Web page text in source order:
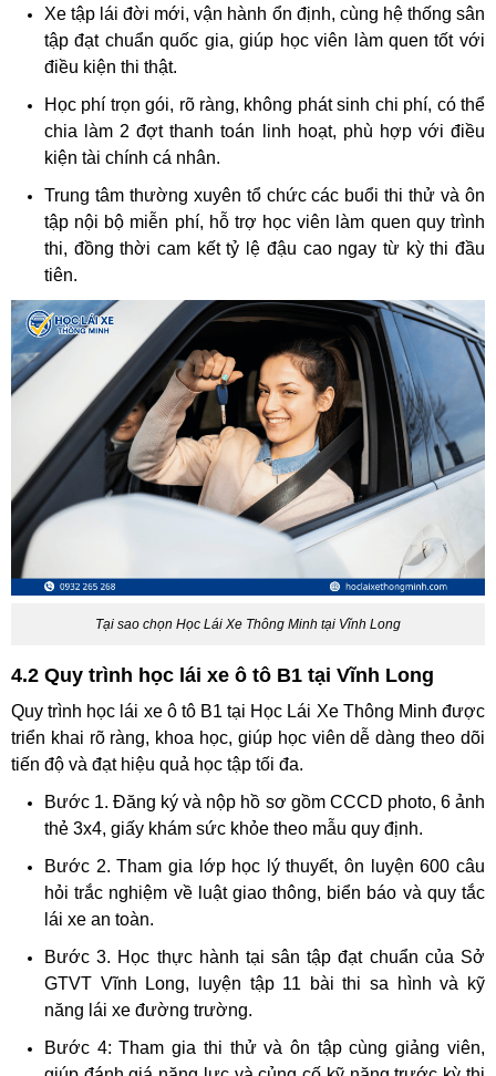
Xe tập lái đời mới, vận hành ổn định, cùng hệ thống sân
tập đạt chuẩn quốc gia, giúp học viên làm quen tốt với
điều kiện thi thật.
Học phí trọn gói, rõ ràng, không phát sinh chi phí, có thể
chia làm 2 đợt thanh toán linh hoạt, phù hợp với điều
kiện tài chính cá nhân.
Trung tâm thường xuyên tổ chức các buổi thi thử và ôn
tập nội bộ miễn phí, hỗ trợ học viên làm quen quy trình
thi, đồng thời cam kết tỷ lệ đậu cao ngay từ kỳ thi đầu
tiên.
Tại sao chọn Học Lái Xe Thông Minh tại Vĩnh Long
4.2 Quy trình học lái xe ô tô B1 tại Vĩnh Long
Quy trình học lái xe ô tô B1 tại Học Lái Xe Thông Minh được
triển khai rõ ràng, khoa học, giúp học viên dễ dàng theo dõi
tiến độ và đạt hiệu quả học tập tối đa.
Bước 1. Đăng ký và nộp hồ sơ gồm CCCD photo, 6 ảnh
thẻ 3x4, giấy khám sức khỏe theo mẫu quy định.
Bước 2. Tham gia lớp học lý thuyết, ôn luyện 600 câu
hỏi trắc nghiệm về luật giao thông, biển báo và quy tắc
lái xe an toàn.
Bước 3. Học thực hành tại sân tập đạt chuẩn của Sở
GTVT Vĩnh Long, luyện tập 11 bài thi sa hình và kỹ
năng lái xe đường trường.
Bước 4: Tham gia thi thử và ôn tập cùng giảng viên,